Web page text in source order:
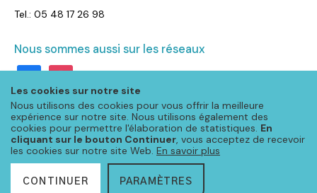
Les cookies sur notre site
Nous utilisons des cookies pour vous offrir la meilleure
expérience sur notre site. Nous utilisons également des
cookies pour permettre l'élaboration de statistiques. En
cliquant sur le bouton Continuer, vous acceptez de recevoir
les cookies sur notre site Web. En savoir plus
CONTINUER PARAMÈTRES
Tel.: 05 48 17 26 98
Nous sommes aussi sur les réseaux
facebookinstagram